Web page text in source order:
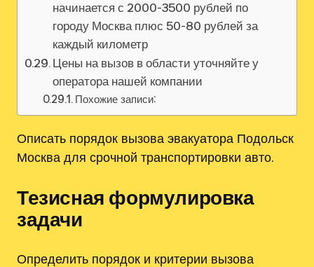
начинается с 2000-3500 рублей по
городу Москва плюс 50-80 рублей за
каждый километр
Цены на вызов в области уточняйте у
оператора нашей компании
Похожие записи:
Описать порядок вызова эвакуатора Подольск
Москва для срочной транспортировки авто.
Тезисная формулировка
задачи
Определить порядок и критерии вызова